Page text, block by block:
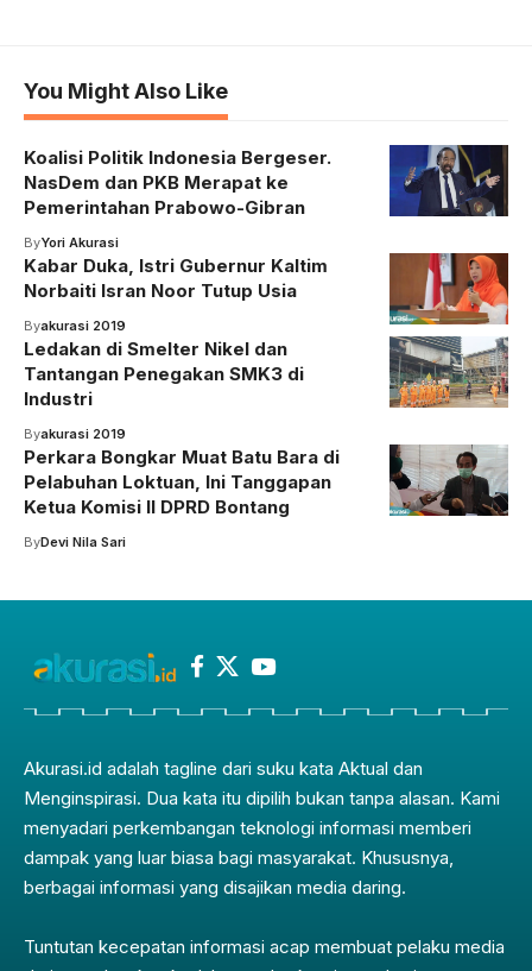
You Might Also Like
Koalisi Politik Indonesia Bergeser.
NasDem dan PKB Merapat ke
Pemerintahan Prabowo-Gibran
ByYori Akurasi
Kabar Duka, Istri Gubernur Kaltim
Norbaiti Isran Noor Tutup Usia
Byakurasi 2019
Ledakan di Smelter Nikel dan
Tantangan Penegakan SMK3 di
Industri
Byakurasi 2019
Perkara Bongkar Muat Batu Bara di
Pelabuhan Loktuan, Ini Tanggapan
Ketua Komisi II DPRD Bontang
ByDevi Nila Sari
Akurasi.id adalah tagline dari suku kata Aktual dan
Menginspirasi. Dua kata itu dipilih bukan tanpa alasan. Kami
menyadari perkembangan teknologi informasi memberi
dampak yang luar biasa bagi masyarakat. Khususnya,
berbagai informasi yang disajikan media daring.
Tuntutan kecepatan informasi acap membuat pelaku media